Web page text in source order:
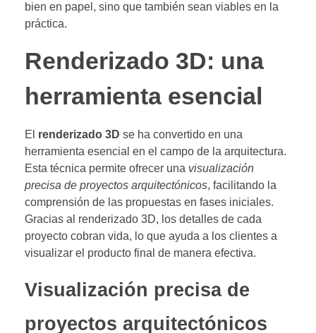
bien en papel, sino que también sean viables en la
práctica.
Renderizado 3D: una
herramienta esencial
El renderizado 3D se ha convertido en una
herramienta esencial en el campo de la arquitectura.
Esta técnica permite ofrecer una visualización
precisa de proyectos arquitectónicos, facilitando la
comprensión de las propuestas en fases iniciales.
Gracias al renderizado 3D, los detalles de cada
proyecto cobran vida, lo que ayuda a los clientes a
visualizar el producto final de manera efectiva.
Visualización precisa de
proyectos arquitectónicos